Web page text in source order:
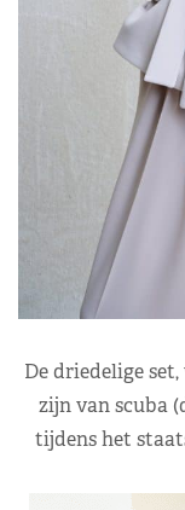
De driedelige
zijn van scuba
tijdens het